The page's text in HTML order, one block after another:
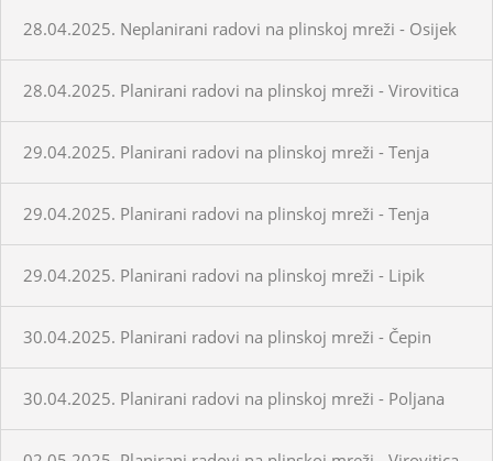
28.04.2025. Neplanirani radovi na plinskoj mreži - Osijek
28.04.2025. Planirani radovi na plinskoj mreži - Virovitica
29.04.2025. Planirani radovi na plinskoj mreži - Tenja
29.04.2025. Planirani radovi na plinskoj mreži - Tenja
29.04.2025. Planirani radovi na plinskoj mreži - Lipik
30.04.2025. Planirani radovi na plinskoj mreži - Čepin
30.04.2025. Planirani radovi na plinskoj mreži - Poljana